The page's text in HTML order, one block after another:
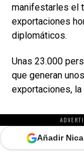
manifestarles el
exportaciones
diplomáticos.
Unas 23.000
que generan
exportaciones, la
Añadir